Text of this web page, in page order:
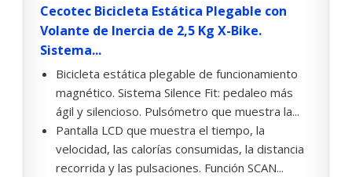
Cecotec Bicicleta Estática Plegable con
Volante de Inercia de 2,5 Kg X-Bike.
Sistema...
Bicicleta estática plegable de funcionamiento
magnético. Sistema Silence Fit: pedaleo más
ágil y silencioso. Pulsómetro que muestra la...
Pantalla LCD que muestra el tiempo, la
velocidad, las calorías consumidas, la distancia
recorrida y las pulsaciones. Función SCAN...